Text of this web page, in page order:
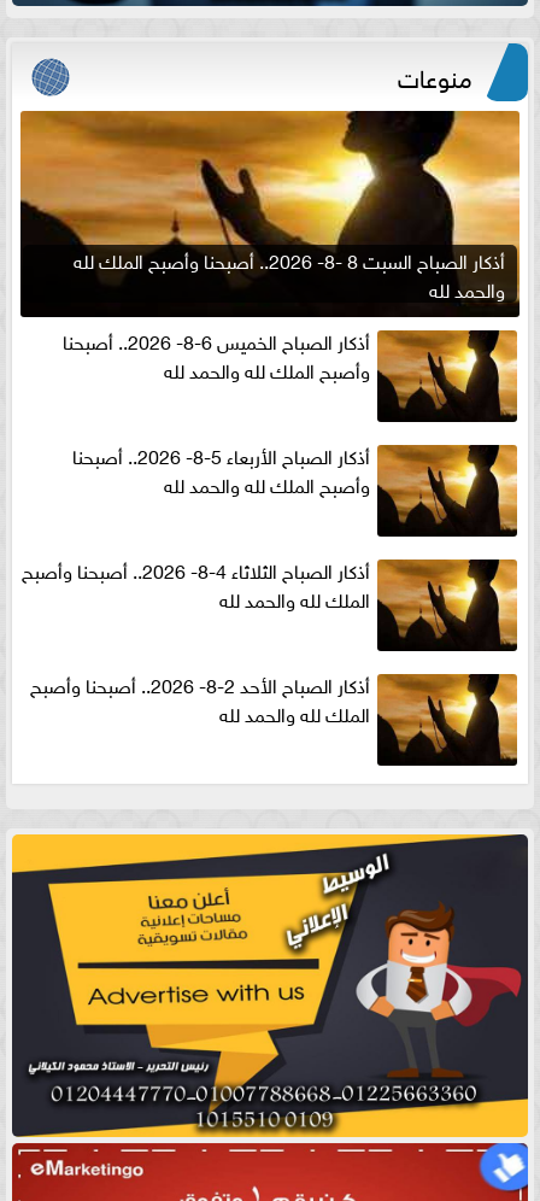
منوعات
أذكار الصباح السبت 8 -8- 2026.. أصبحنا وأصبح الملك لله
والحمد لله
أذكار الصباح الخميس 6-8- 2026.. أصبحنا
وأصبح الملك لله والحمد لله
أذكار الصباح الأربعاء 5-8- 2026.. أصبحنا
وأصبح الملك لله والحمد لله
أذكار الصباح الثلاثاء 4-8- 2026.. أصبحنا وأصبح
الملك لله والحمد لله
أذكار الصباح الأحد 2-8- 2026.. أصبحنا وأصبح
الملك لله والحمد لله